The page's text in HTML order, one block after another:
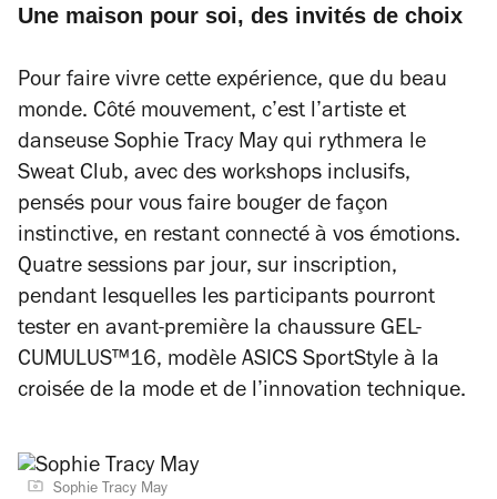
Une maison pour soi, des invités de choix
Pour faire vivre cette expérience, que du beau
monde. Côté mouvement, c’est l’artiste et
danseuse Sophie Tracy May qui rythmera le
Sweat Club, avec des workshops inclusifs,
pensés pour vous faire bouger de façon
instinctive, en restant connecté à vos émotions.
Quatre sessions par jour, sur inscription,
pendant lesquelles les participants pourront
tester en avant-première la chaussure GEL-
CUMULUS™16, modèle ASICS SportStyle à la
croisée de la mode et de l’innovation technique.
Sophie Tracy May